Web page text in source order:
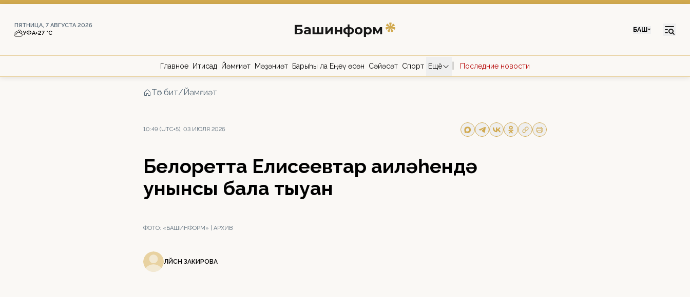
ПЯТНИЦА, 7 АВГУСТА 2026
УФА+27 °С БАШ
Главное Иҡтисад Йәмғиәт Мәҙәниәт Барыһы ла Еңеү өсөн Сәйәсәт Спорт Ещё Последние новости
Төп бит/Йәмғиәт
10:49 (UTC+5), 03 ИЮЛЯ 2026
Белоретта Елисеевтар ғаиләһендә
унынсы бала тыуған
ФОТО: «БАШИНФОРМ» | АРХИВ
ЛӘЙСӘН ЗАКИРОВА